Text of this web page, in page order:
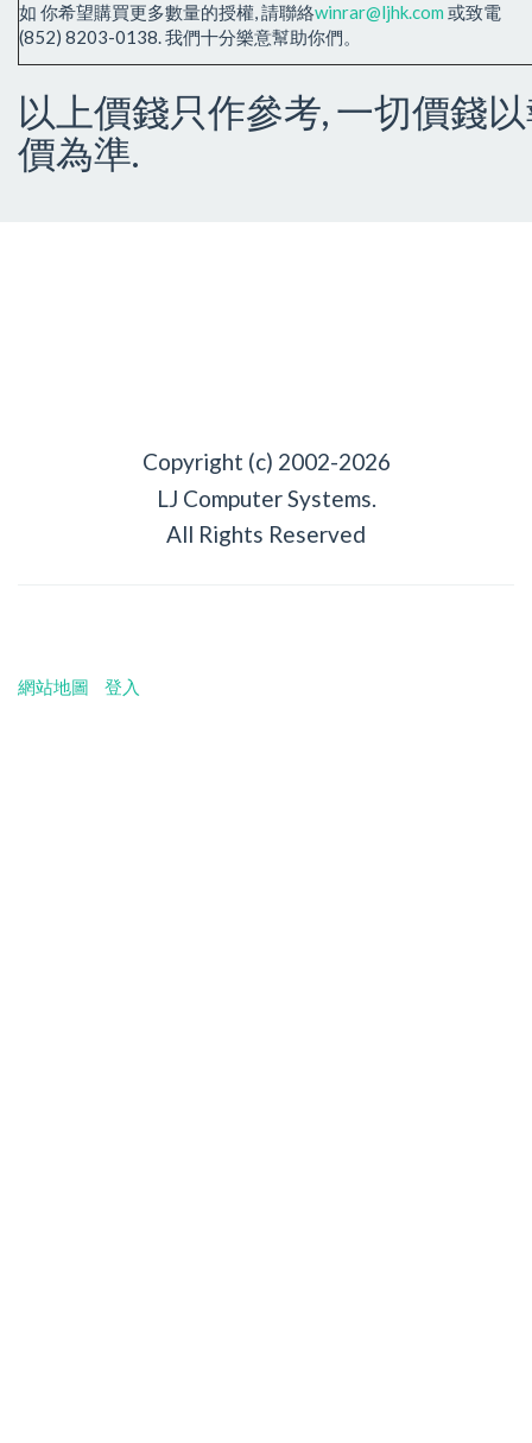
如 你希望購買更多數量的授權, 請聯絡winrar@ljhk.com 或致電
(852) 8203-0138. 我們十分樂意幫助你們。
以上價錢只作參考, 一切價錢
價為準.
Copyright (c) 2002-2026
LJ Computer Systems.
All Rights Reserved
網站地圖 登入